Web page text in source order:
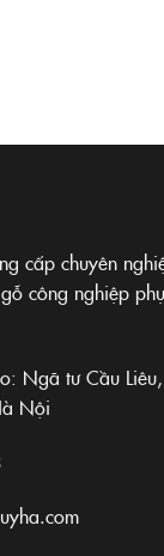
cấp chuyên
công nghiệp
Ngã tư Cầu
Nội